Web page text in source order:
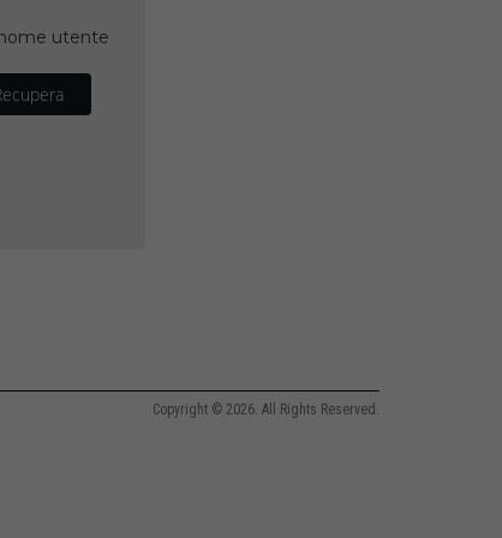
utente
Copyright © 2026. All Rights Reserved.